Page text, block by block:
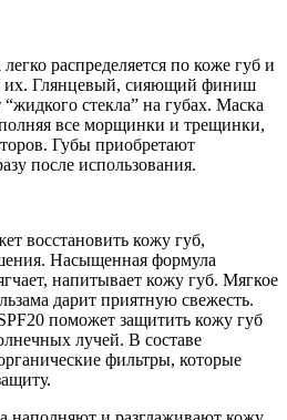
распределяется по коже губ и
их. Глянцевый, сияющий финиш
стекла” на губах. Маска
все морщинки и трещинки,
Губы приобретают
после использования.
восстановить кожу губ,
Насыщенная формула
напитывает кожу губ. Мягкое
дарит приятную свежесть.
поможет защитить кожу губ
лучей. В составе
фильтры, которые